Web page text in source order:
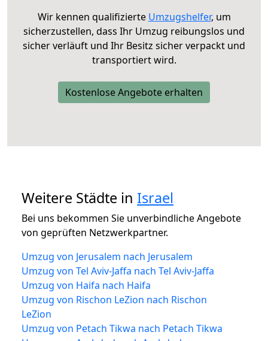
Wir kennen qualifizierte Umzugshelfer, um
sicherzustellen, dass Ihr Umzug reibungslos und
sicher verläuft und Ihr Besitz sicher verpackt und
transportiert wird.
Kostenlose Angebote erhalten
Weitere Städte in Israel
Bei uns bekommen Sie unverbindliche Angebote
von geprüften Netzwerkpartner.
Umzug von Jerusalem nach Jerusalem
Umzug von Tel Aviv-Jaffa nach Tel Aviv-Jaffa
Umzug von Haifa nach Haifa
Umzug von Rischon LeZion nach Rischon
LeZion
Umzug von Petach Tikwa nach Petach Tikwa